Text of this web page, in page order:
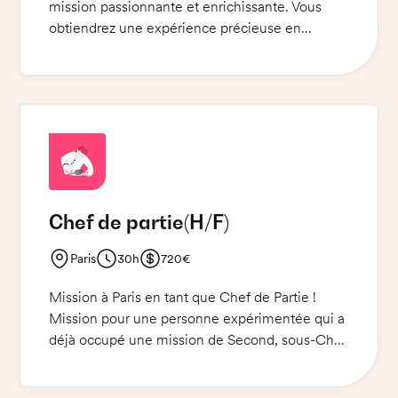
mission passionnante et enrichissante. Vous
obtiendrez une expérience précieuse en
restaurant d'entreprise est doté de 450 couverts
de qualité.
Chef de partie(H/F)
Paris 30h 720€
Mission à Paris en tant que Chef de Partie !
Mission pour une personne expérimentée qui a
déjà occupé une mission de Second, sous-Chef
le Chef de Cuisine pour le service du midi et